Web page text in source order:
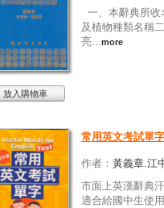
一、本辭典所收
及植物種類名稱
亮...more
放入購物車
常用英文考試單字
作者： 黃義章.江
市面上英漢辭典
適合給國中生使